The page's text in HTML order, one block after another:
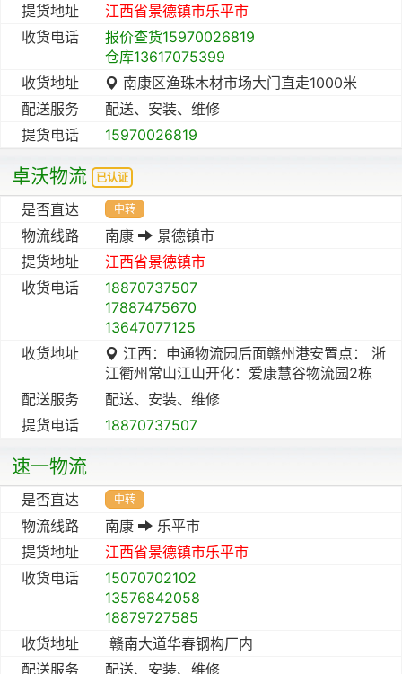
提货地址
江西省景德镇市乐平市
收货电话
报价查货15970026819
仓库13617075399
收货地址
南康区渔珠木材市场大门直走1000米
配送服务
配送、安装、维修
提货电话
15970026819
卓沃物流 已认证
是否直达 中转
物流线路 南康
景德镇市
提货地址
江西省景德镇市
收货电话
18870737507
17887475670
13647077125
收货地址
江西：申通物流园后面赣州港安置点： 浙
江衢州常山江山开化：爱康慧谷物流园2栋
配送服务
配送、安装、维修
提货电话
18870737507
速一物流
是否直达 中转
物流线路 南康
乐平市
提货地址
江西省景德镇市乐平市
收货电话
15070702102
13576842058
18879727585
收货地址
赣南大道华春钢构厂内
配送服务
配送、安装、维修